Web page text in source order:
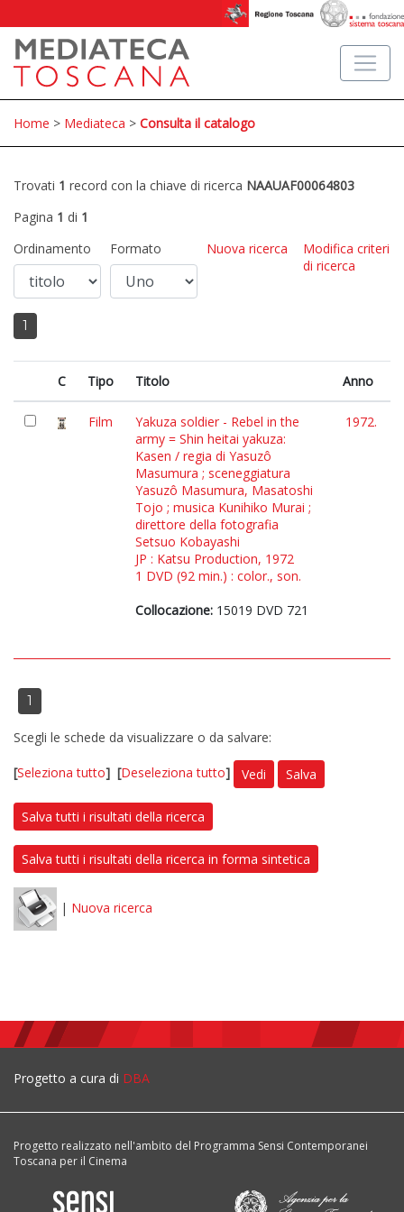
Home > Mediateca > Consulta il catalogo
Trovati 1 record con la chiave di ricerca NAAUAF00064803
Pagina 1 di 1
Ordinamento
Formato Nuova ricerca
Modifica criteri
di ricerca
1
C Tipo Titolo Anno
Film
Yakuza soldier - Rebel in the
army = Shin heitai yakuza:
Kasen / regia di Yasuzô
Masumura ; sceneggiatura
Yasuzô Masumura, Masatoshi
Tojo ; musica Kunihiko Murai ;
direttore della fotografia
Setsuo Kobayashi
JP : Katsu Production, 1972
1 DVD (92 min.) : color., son.
Collocazione: 15019 DVD 721
1972.
1
Scegli le schede da visualizzare o da salvare:
[Seleziona tutto] [Deseleziona tutto] Vedi Salva
Salva tutti i risultati della ricerca
Salva tutti i risultati della ricerca in forma sintetica
| Nuova ricerca
Progetto a cura di DBA
Progetto realizzato nell'ambito del Programma Sensi Contemporanei
Toscana per il Cinema